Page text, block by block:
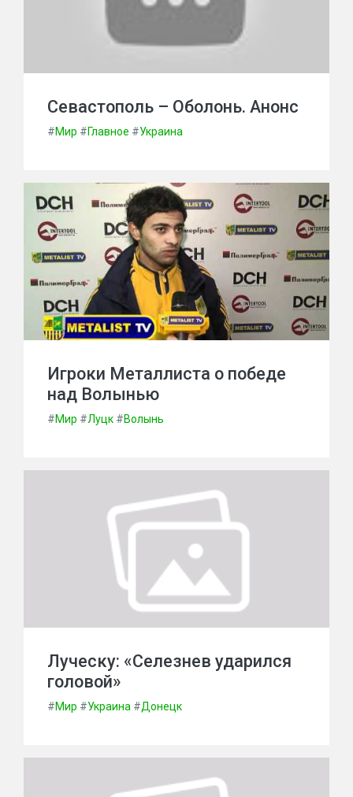
Севастополь – Оболонь. Анонс
#Мир #Главное #Украина
Игроки Металлиста о победе
над Волынью
#Мир #Луцк #Волынь
Луческу: «Селезнев ударился
головой»
#Мир #Украина #Донецк